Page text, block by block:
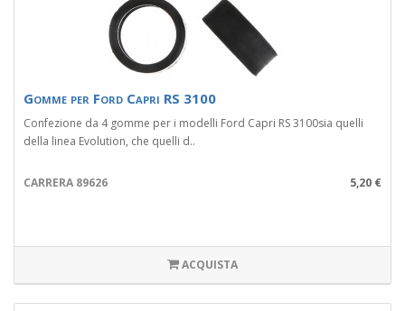
Gomme per Ford Capri RS 3100
Confezione da 4 gomme per i modelli Ford Capri RS 3100sia quelli
della linea Evolution, che quelli d..
CARRERA 89626 5,20 €
ACQUISTA